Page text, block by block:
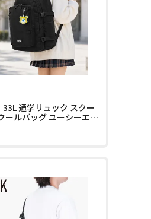
33L 通学リュック スクー
ールバッグ ユーシーエル